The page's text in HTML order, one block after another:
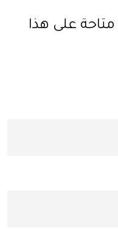
على هذا